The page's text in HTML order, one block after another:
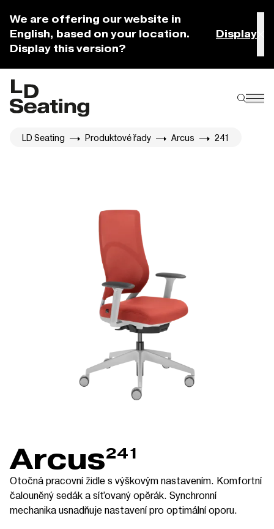
We are offering our website in
English, based on your location.
Display this version?
Display
LD Seating Produktové řady Arcus 241
Arcus241
Otočná pracovní židle s výškovým nastavením. Komfortní
čalouněný sedák a síťovaný opěrák. Synchronní
mechanika usnadňuje nastavení pro optimální oporu.